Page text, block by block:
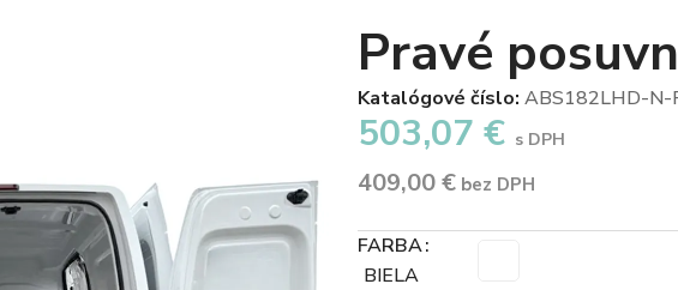
Pravé
Katalógové číslo: ABS182LHD-N-
503,07 € s DPH
409,00€bez DPH
FARBA
BIELA